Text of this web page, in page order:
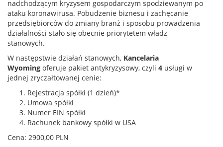
nadchodzącym kryzysem gospodarczym spodziewanym po
ataku koronawirusa. Pobudzenie biznesu i zachęcanie
przedsiębiorców do zmiany branż i sposobu prowadzenia
działalności stało się obecnie priorytetem władz
stanowych.
W następstwie działań stanowych, Kancelaria
Wyoming oferuje pakiet antykryzysowy, czyli 4 usługi w
jednej zryczałtowanej cenie:
Rejestracja spółki (1 dzień)*
Umowa spółki
Numer EIN spółki
Rachunek bankowy spółki w USA
Cena: 2900,00 PLN